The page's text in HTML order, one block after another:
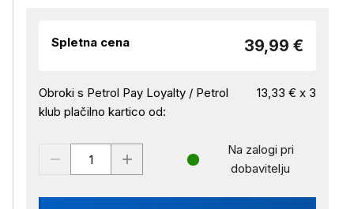
Spletna cena 39,99 €
Obroki s Petrol Pay Loyalty / Petrol
klub plačilno kartico od:
13,33 € x 3
Na zalogi pri
dobavitelju